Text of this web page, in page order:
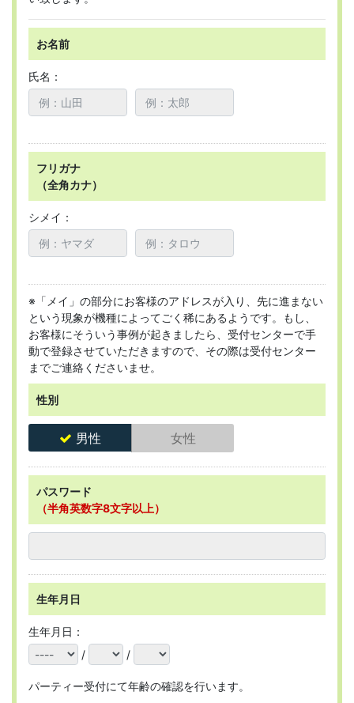
お名前
氏名：
フリガナ
（全角カナ）
シメイ：
※「メイ」の部分にお客様のアドレスが入り、先に進まない
という現象が機種によってごく稀にあるようです。もし、
お客様にそういう事例が起きましたら、受付センターで手
動で登録させていただきますので、その際は受付センター
までご連絡くださいませ。
性別
男性 女性
パスワード
（半角英数字8文字以上）
生年月日
生年月日：
/
/
パーティー受付にて年齢の確認を行います。